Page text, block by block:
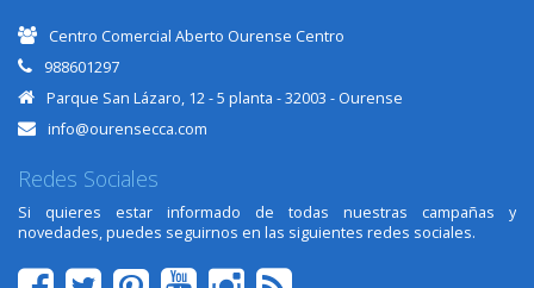
Centro Comercial Aberto Ourense Centro
988601297
Parque San Lázaro, 12 - 5 planta - 32003 - Ourense
info@ourensecca.com
Redes Sociales
Si quieres estar informado de todas nuestras campañas y
novedades, puedes seguirnos en las siguientes redes sociales.